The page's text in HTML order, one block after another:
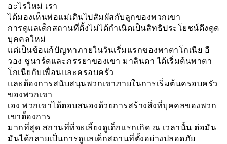
อะไรใหม่ เรา
ได้มองเห็นพ่อแม่เดินไปสัมผัสกับลูกของพวกเขา
การดูแลเด็กสถานที่ตั้งไม่ได้กำเนิดเป็นสิทธิประโยชน์ดึงดูด
บุคคลใหม่
แต่เป็นข้อแก้ปัญหาภายในวันเริ่มแรกของพาตาโกเนีย อี
วอง ชูนาร์ดและภรรยาของเขา มาลินดา ได้เริ่มต้นพาตา
โกเนียกับเพื่อนและครอบครัว
และต้องการสนับสนุนพวกเขาภายในการเริ่มต้นครอบครัว
ของพวกเขา
เอง พวกเขาได้ตอบสนองด้วยการสร้างสิ่งที่บุคคลของพวก
เขาต้้องการ
มากที่สุด สถานที่ที่จะเลี้ยงดูเด็กเเรกเกิด ณ เวลานั้น ต่อมัน
มันได้กลายเป็นการดูแลเด็กสถานที่ตั้งอย่างปลอดภัย